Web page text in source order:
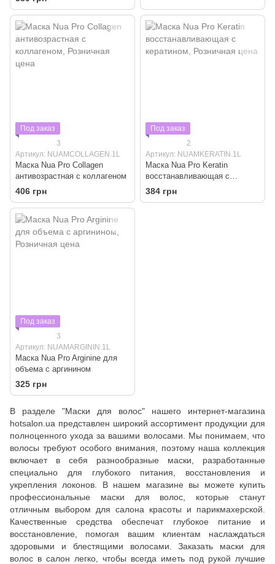
восстановление"
Под заказ
3
Артикул: NUAMCOLLAGEN.1L
Маска Nua Pro Collagen
антивозрастная с коллагеном
406 грн
Под заказ
2
Артикул: NUAMKERATIN.1L
Маска Nua Pro Keratin
восстанавливающая с
кератином
384 грн
Под заказ
3
Артикул: NUAMARGININ.1L
Маска Nua Pro Arginine для
объема с аргинином
325 грн
В разделе "Маски для волос" нашего интернет-магазина
hotsalon.ua представлен широкий ассортимент продукции для
полноценного ухода за вашими волосами. Мы понимаем, что
волосы требуют особого внимания, поэтому наша коллекция
включает в себя разнообразные маски, разработанные
специально для глубокого питания, восстановления и
укрепления локонов. В нашем магазине вы можете купить
профессиональные маски для волос, которые станут
отличным выбором для салона красоты и парикмахерской.
Качественные средства обеспечат глубокое питание и
восстановление, помогая вашим клиентам наслаждаться
здоровыми и блестящими волосами. Заказать маски для
волос в салон легко, чтобы всегда иметь под рукой лучшие